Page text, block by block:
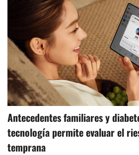
Antecedentes familiares y
tecnología permite evaluar el
temprana